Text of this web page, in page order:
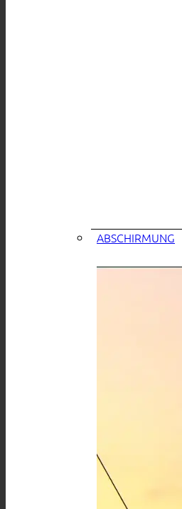
ABSCHIRMUNG